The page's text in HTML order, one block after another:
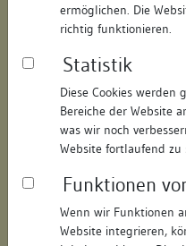
ermöglichen. Die
richtig funktionieren.
Statistik
Diese Cookies werden
Bereiche der Website
was wir noch
Website fortlaufend zu
Funktionen
Wenn wir Funktionen
Website integrieren,
Objektdaten
Straße:
Hausnummer:
Postleitzahl:
Stadt-Teilort: